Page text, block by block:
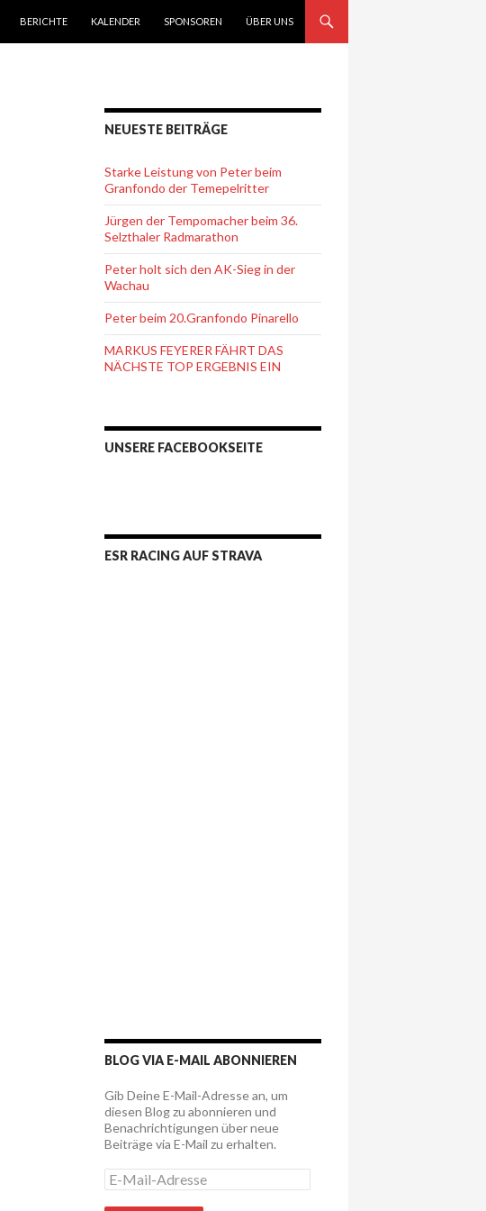
BERICHTE KALENDER SPONSOREN ÜBER UNS
NEUESTE BEITRÄGE
Starke Leistung von Peter beim
Granfondo der Temepelritter
Jürgen der Tempomacher beim 36.
Selzthaler Radmarathon
Peter holt sich den AK-Sieg in der
Wachau
Peter beim 20.Granfondo Pinarello
MARKUS FEYERER FÄHRT DAS
NÄCHSTE TOP ERGEBNIS EIN
UNSERE FACEBOOKSEITE
ESR RACING AUF STRAVA
BLOG VIA E-MAIL ABONNIEREN
Gib Deine E-Mail-Adresse an, um
diesen Blog zu abonnieren und
Benachrichtigungen über neue
Beiträge via E-Mail zu erhalten.
E
-